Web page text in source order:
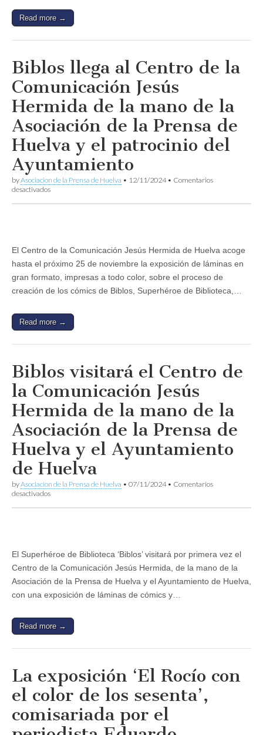
en
el
en
del
2024
Read more →
Biblos llega al Centro de la
Comunicación Jesús
Hermida de la mano de la
Asociación de la Prensa de
Huelva y el patrocinio del
Ayuntamiento
byAsociacion de la Prensa de Huelva • 12/11/2024• Comentarios
desactivadosen
la
Comunicación
Jesús
Hermida
de
la
la
Asociación
de
Huelva
el
patrocinio
del
Ayuntamiento
El Centro de la Comunicación Jesús Hermida de Huelva acoge
hasta el próximo 25 de noviembre la exposición de láminas en
gran formato, impresas a todo color, sobre el proceso de
creación de los cómics de Biblos, Superhéroe de Biblioteca,…
Read more →
Biblos visitará el Centro de
la Comunicación Jesús
Hermida de la mano de la
Asociación de la Prensa de
Huelva y el Ayuntamiento
de Huelva
byAsociacion de la Prensa de Huelva • 07/11/2024• Comentarios
desactivadosen
la
Comunicación
Jesús
Hermida
de
la
la
Asociación
de
Huelva
y
el
Ayuntamiento
de
Huelva
El Superhéroe de Biblioteca ‘Biblos’ visitará por primera vez el
Centro de la Comunicación Jesús Hermida, de la mano de la
Asociación de la Prensa de Huelva y el Ayuntamiento de Huelva,
con una exposición de láminas de cómics y…
Read more →
La exposición ‘El Rocío con
el color de los sesenta’,
comisariada por el